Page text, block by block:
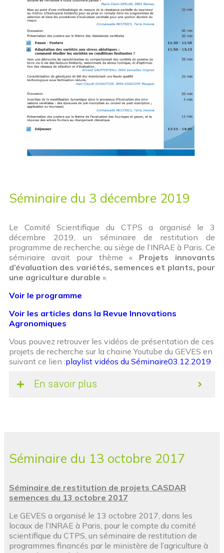
Séminaire du 3 décembre 2019
Le Comité Scientifique du CTPS a organisé le 3
décembre 2019, un séminaire de restitution de
programme de recherche, au siège de l’INRAE à Paris. Ce
séminaire avait pour thème « Projets innovants
d’évaluation des variétés, semences et plants, pour
une agriculture durable ».
Voir le programme
Voir les articles dans la Revue Innovations
Agronomiques
Vous pouvez retrouver les vidéos de présentation de ces
projets de recherche sur la chaine Youtube du GEVES en
suivant ce lien :playlist vidéos du Séminaire03.12.2019
En savoir plus
Séminaire du 13 octobre 2017
Séminaire de restitution de projets CASDAR
semences du 13 octobre 2017
Le GEVES a organisé le 13 octobre 2017, dans les
locaux de l’INRAE à Paris, pour le compte du comité
scientifique du CTPS, un séminaire de restitution de
programmes financés par le ministère de l’agriculture à